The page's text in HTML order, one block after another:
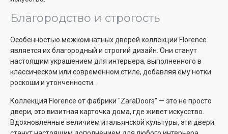
Благородство и строгость
Особенностью межкомнатных дверей коллекции Florence
является их благородный и строгий дизайн. Они станут
настоящим украшением для интерьера, выполненного в
классическом или современном стиле, добавляя ему нотки
роскоши и утонченности.
Коллекция Florence от фабрики "ZaraDoors" — это не просто
двери, это визитная карточка дома, где живет искусство.
Вдохновленные величием итальянской культуры, эти двери